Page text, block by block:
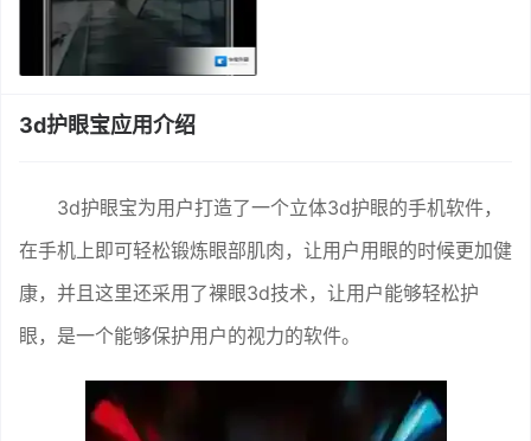
3d护眼宝应用介绍
3d护眼宝为用户打造了一个立体3d护眼的手机软件，
在手机上即可轻松锻炼眼部肌肉，让用户用眼的时候更加健
康，并且这里还采用了裸眼3d技术，让用户能够轻松护
眼，是一个能够保护用户的视力的软件。